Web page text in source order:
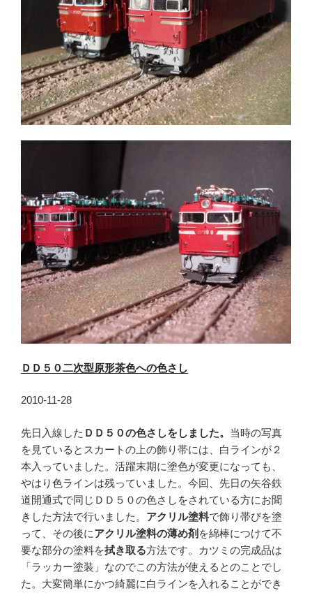
ＤＤ５０二次型原形茶色への色さし
2010-11-28
先日入線した ＤＤ５０の色さしをしました。 当時の写真
を見ているとスカートの上の飾り帯には、白ラインが２
本入っていました。活躍末期に塗色が変更になっても、
やはり色ラインは残っていました。今回、先日の矢谷鉄
道開通式で同じＤＤ５０の色さしをされている方にお聞
きした方法で行いました。 アクリル塗料で飾り帯びを塗
って、その後にアクリル塗料の薄め剤 を綿棒につけて不
要な部分の塗料を拭き取る方法です。カツミの完成品は
「ラッカー塗装」なのでこの方法が使えるとのことでし
た。大変簡単にかつ綺麗に白ラインを入れることができ